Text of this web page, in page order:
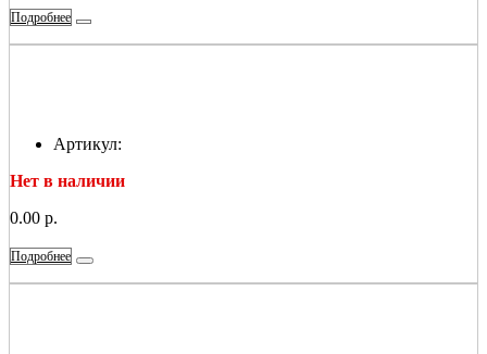
Подробнее
Артикул:
Нет в наличии
0.00 р.
Подробнее